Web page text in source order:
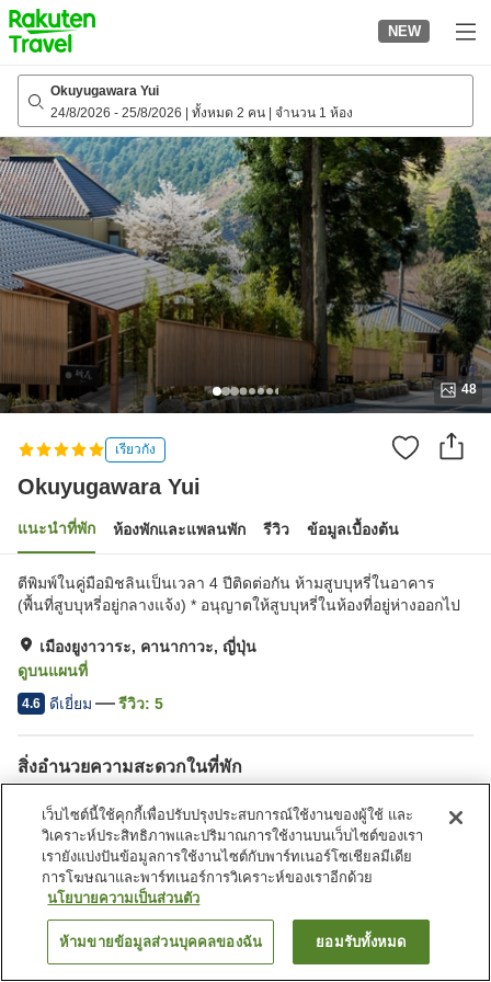
to
top
page
NEW
Okuyugawara Yui
24/8/2026 - 25/8/2026 ทั้งหมด 2 คน จำนวน 1 ห้อง
48
เรียวกัง
Okuyugawara Yui
แนะนำที่พัก ห้องพักและแพลนพัก รีวิว ข้อมูลเบื้องต้น
ตีพิมพ์ในคู่มือมิชลินเป็นเวลา 4 ปีติดต่อกัน ห้ามสูบบุหรี่ในอาคาร
(พื้นที่สูบบุหรี่อยู่กลางแจ้ง) * อนุญาตให้สูบบุหรี่ในห้องที่อยู่ห่างออกไป
เมืองยูงาวาระ, คานากาวะ, ญี่ปุ่น
ดูบนแผนที่
4.6 ดีเยี่ยม รีวิว: 5
สิ่งอำนวยความสะดวกในที่พัก
สปา/บิวตี้ซาลอน
ร้านอาหาร
หน้าแรก ญี่ปุ่น คานากาวะ เมืองยูงาวาระ Okuyugawara Yui
ค้นหาห้องพัก
เว็บไซต์นี้ใช้คุกกี้เพื่อปรับปรุงประสบการณ์ใช้งานของผู้ใช้ และ
วิเคราะห์ประสิทธิภาพและปริมาณการใช้งานบนเว็บไซต์ของเรา
เรายังแบ่งปันข้อมูลการใช้งานไซต์กับพาร์ทเนอร์โซเชียลมีเดีย
การโฆษณาและพาร์ทเนอร์การวิเคราะห์ของเราอีกด้วย
นโยบายความเป็นส่วนตัว
ห้ามขายข้อมูลส่วนบุคคลของฉัน ยอมรับทั้งหมด